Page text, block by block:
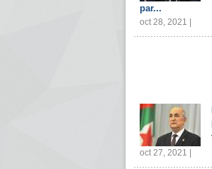
par...
oct 28, 2021 |
oct 27, 2021 |